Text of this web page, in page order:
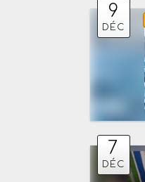
9
DÉC
7
DÉC